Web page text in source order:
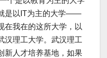
是以IT为主的大学——
在我在的这所大学，以
理工大学。武汉理工
新人才培养基地，如果